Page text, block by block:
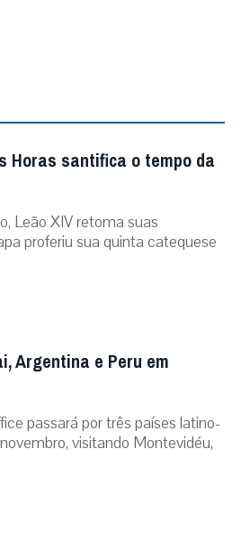
santifica o tempo da
Leão XIV retoma suas
proferiu sua quinta catequese
Argentina e Peru em
passará por três países latino-
visitando Montevidéu,